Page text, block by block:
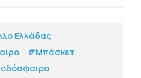
Ελλάδας
#Μπάσκετ